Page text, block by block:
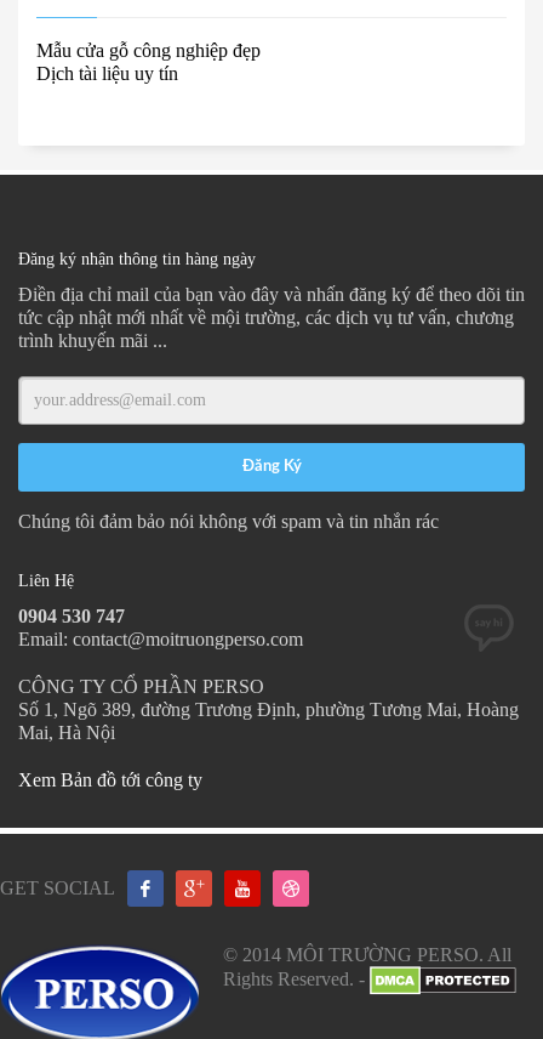
Mẫu cửa gỗ công nghiệp đẹp
Dịch tài liệu uy tín
Đăng ký nhận thông tin hàng ngày
Điền địa chỉ mail của bạn vào đây và nhấn đăng ký để theo dõi tin
tức cập nhật mới nhất về mội trường, các dịch vụ tư vấn, chương
trình khuyến mãi ...
Chúng tôi đảm bảo nói không với spam và tin nhắn rác
Liên Hệ
0904 530 747
Email: contact@moitruongperso.com
CÔNG TY CỔ PHẦN PERSO
Số 1, Ngõ 389, đường Trương Định, phường Tương Mai, Hoàng
Mai, Hà Nội
Xem Bản đồ tới công ty
GET SOCIAL
© 2014 MÔI TRƯỜNG PERSO. All
Rights Reserved. -